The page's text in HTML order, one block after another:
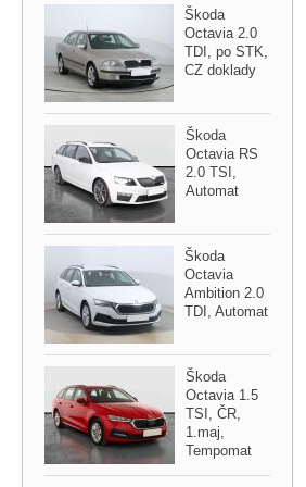
Škoda
Octavia 2.0
TDI,​ po STK,​
CZ doklady
Škoda
Octavia RS
2.0 TSI,​
Automat
Škoda
Octavia
Ambition 2.0
TDI,​ Automat
Škoda
Octavia 1.5
TSI,​ ČR,​
1.maj,​
Tempomat